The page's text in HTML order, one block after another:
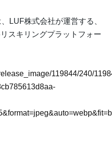
LUF株式会社が運営する、
スキリングプラットフォー
119844/240/